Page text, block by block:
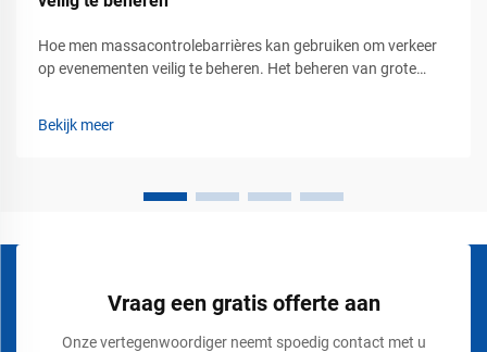
Hoe men massacontrolebarrières kan gebruiken om verkeer
op evenementen veilig te beheren. Het beheren van grote
openbare bijeenkomsten vereist meer dan alleen het plaatsen
Bekijk meer
Vraag een gratis offerte aan
Onze vertegenwoordiger neemt spoedig contact met u